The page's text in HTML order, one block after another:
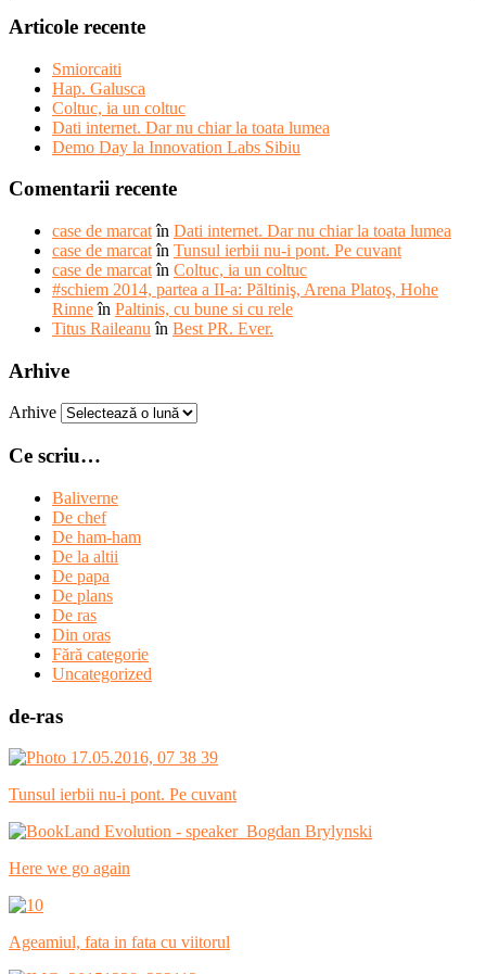
Articole recente
Smiorcaiti
Hap. Galusca
Coltuc, ia un coltuc
Dati internet. Dar nu chiar la toata lumea
Demo Day la Innovation Labs Sibiu
Comentarii recente
case de marcatîn Dati internet. Dar nu chiar la toata lumea
case de marcatîn Tunsul ierbii nu-i pont. Pe cuvant
case de marcatîn Coltuc, ia un coltuc
#schiem 2014, partea a II-a: Păltiniş, Arena Platoş, Hohe
Rinneîn Paltinis, cu bune si cu rele
Titus Raileanu în Best PR. Ever.
Arhive
Arhive
Ce scriu…
Baliverne
De chef
De ham-ham
De la altii
De papa
De plans
De ras
Din oras
Fără categorie
Uncategorized
de-ras
Tunsul ierbii nu-i pont. Pe cuvant
Here we go again
Ageamiul, fata in fata cu viitorul